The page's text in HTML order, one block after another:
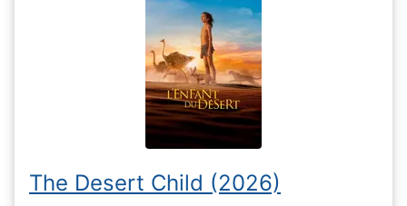
The Desert Child (2026)